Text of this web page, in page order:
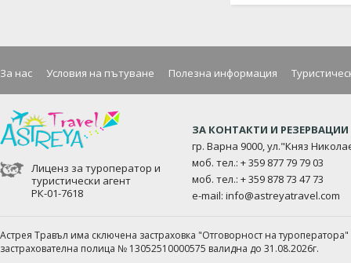
За нас Условия на пътуване Полезна информация
Лиценз за туроператор и
туристически агент
РК-01-7618
ЗА КОНТАКТИ И РЕЗЕРВАЦИИ
гр. Варна 9000, ул."Княз
моб. тел.: + 359 877 79 79 03
моб. тел.: + 359 878 73 47 73
e-mail: info@astreyatravel.com
Астрея Травъл има сключена застраховка "Отговорност на
застрахователна полица № 13052510000575 валидна до 31.08.2026г.